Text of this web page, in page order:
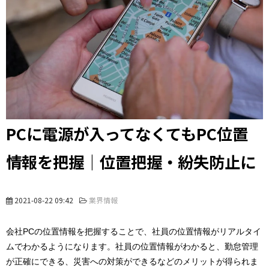
お役立ち記事へ
ノベルティ
PCに電源が入ってなくてもPC位置
情報を把握｜位置把握・紛失防止に
2021-08-22 09:42 業界情報
会社PCの位置情報を把握することで、社員の位置情報がリアルタイ
ムでわかるようになります。社員の位置情報がわかると、勤怠管理
が正確にできる、災害への対策ができるなどのメリットが得られま